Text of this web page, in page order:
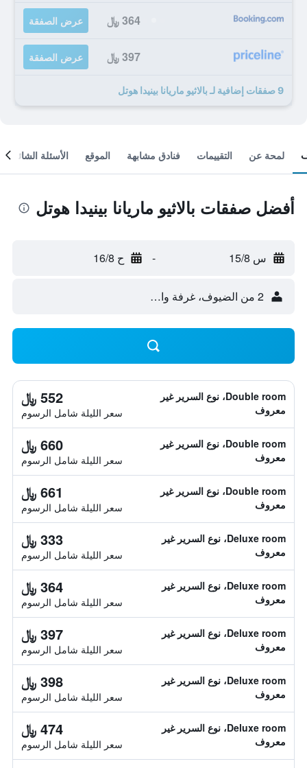
364 ﷼ عرض الصفقة
397 ﷼ عرض الصفقة
9 صفقات إضافية لـ بالاثيو ماريانا بينيدا هوتل
لمحة عن التقييمات فنادق مشابهة الموقع الأسئلة الشائعة
أفضل صفقات بالاثيو ماريانا بينيدا هوتل
س 15/8 - ح 16/8
2 من الضيوف، غرفة واحدة
Double room، نوع السرير غير
معروف
552 ﷼
سعر الليلة شامل الرسوم
Double room، نوع السرير غير
معروف
660 ﷼
سعر الليلة شامل الرسوم
Double room، نوع السرير غير
معروف
661 ﷼
سعر الليلة شامل الرسوم
Deluxe room، نوع السرير غير
معروف
333 ﷼
سعر الليلة شامل الرسوم
Deluxe room، نوع السرير غير
معروف
364 ﷼
سعر الليلة شامل الرسوم
Deluxe room، نوع السرير غير
معروف
397 ﷼
سعر الليلة شامل الرسوم
Deluxe room، نوع السرير غير
معروف
398 ﷼
سعر الليلة شامل الرسوم
Deluxe room، نوع السرير غير
معروف
474 ﷼
سعر الليلة شامل الرسوم